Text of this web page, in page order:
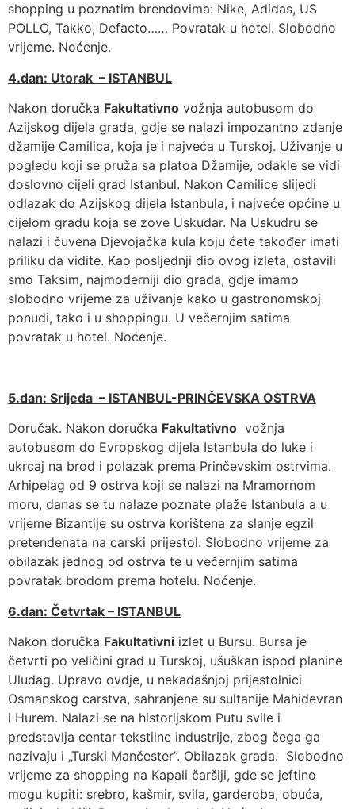
shopping u poznatim brendovima: Nike, Adidas, US
POLLO, Takko, Defacto…… Povratak u hotel. Slobodno
vrijeme. Noćenje.
4.dan: Utorak – ISTANBUL
Nakon doručka Fakultativno vožnja autobusom do
Azijskog dijela grada, gdje se nalazi impozantno zdanje
džamije Camilica, koja je i najveća u Turskoj. Uživanje u
pogledu koji se pruža sa platoa Džamije, odakle se vidi
doslovno cijeli grad Istanbul. Nakon Camilice slijedi
odlazak do Azijskog dijela Istanbula, i najveće općine u
cijelom gradu koja se zove Uskudar. Na Uskudru se
nalazi i čuvena Djevojačka kula koju ćete također imati
priliku da vidite. Kao posljednji dio ovog izleta, ostavili
smo Taksim, najmoderniji dio grada, gdje imamo
slobodno vrijeme za uživanje kako u gastronomskoj
ponudi, tako i u shoppingu. U večernjim satima
povratak u hotel. Noćenje.
5.dan: Srijeda – ISTANBUL-PRINČEVSKA OSTRVA
Doručak. Nakon doručka Fakultativno vožnja
autobusom do Evropskog dijela Istanbula do luke i
ukrcaj na brod i polazak prema Prinčevskim ostrvima.
Arhipelag od 9 ostrva koji se nalazi na Mramornom
moru, danas se tu nalaze poznate plaže Istanbula a u
vrijeme Bizantije su ostrva korištena za slanje egzil
pretendenata na carski prijestol. Slobodno vrijeme za
obilazak jednog od ostrva te u večernjim satima
povratak brodom prema hotelu. Noćenje.
6.dan: Četvrtak – ISTANBUL
Nakon doručka Fakultativni izlet u Bursu. Bursa je
četvrti po veličini grad u Turskoj, ušuškan ispod planine
Uludag. Upravo ovdje, u nekadašnjoj prijestolnici
Osmanskog carstva, sahranjene su sultanije Mahidevran
i Hurem. Nalazi se na historijskom Putu svile i
predstavlja centar tekstilne industrije, zbog čega ga
nazivaju i „Turski Mančester”. Obilazak grada. Slobodno
vrijeme za shopping na Kapali čaršiji, gde se jeftino
mogu kupiti: srebro, kašmir, svila, garderoba, obuća,